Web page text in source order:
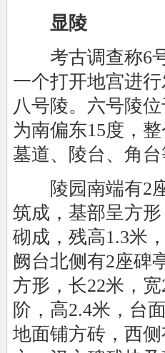
显陵
考古调查称6号
一个打开地宫进
八号陵。六号陵
为南偏东15度，
墓道、陵台、角
陵园南端有2座
筑成，基部呈方
砌成，残高1.3米
阙台北侧有2座碑
方形，长22米，
阶，高2.4米，台
地面铺方砖，西